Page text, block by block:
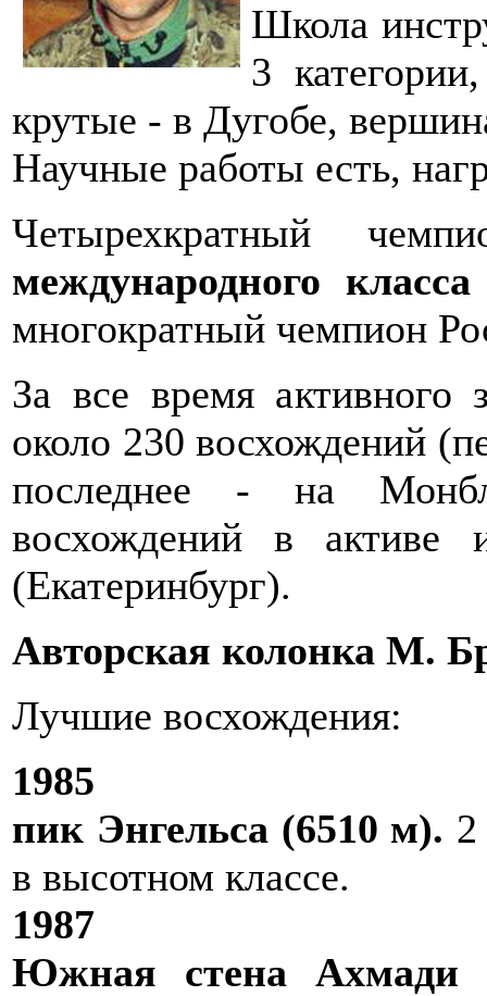
Школа
3
крутые - в Дугобе,
Научные работы есть,
Четырехкратный
международного
многократный чемпион
За все время активного
около 230 восхождений
последнее - на
восхождений в активе
(Екатеринбург).
Авторская колонка М.
Лучшие восхождения:
1985
пик Энгельса (6510 м).
в высотном классе.
1987
Южная стена